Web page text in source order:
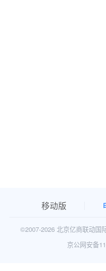
移动版
©2007-2026 北京亿商联动国
京公网安备